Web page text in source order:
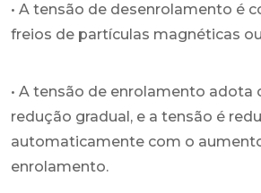
• A tensão de desenrolamento é
freios de partículas magnéticas
• A tensão de enrolamento
redução gradual, e a tensão é
automaticamente com o
enrolamento.